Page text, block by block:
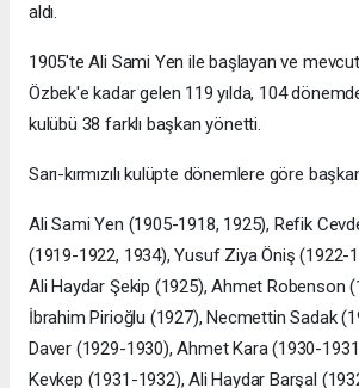
aldı.
1905'te Ali Sami Yen ile başlayan ve
Özbek'e kadar gelen 119 yılda, 104 dönemde
kulübü 38 farklı başkan yönetti.
Sarı-kırmızılı kulüpte dönemlere göre
Ali Sami Yen (1905-1918, 1925), Refik
(1919-1922, 1934), Yusuf Ziya Öniş (1922-
Ali Haydar Şekip (1925), Ahmet Robenson
İbrahim Pirioğlu (1927), Necmettin Sadak
Daver (1929-1930), Ahmet Kara (1930-
Kevkep (1931-1932), Ali Haydar Barşal